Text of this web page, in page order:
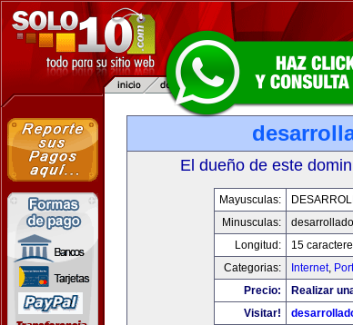
El dueño de este
Mayusculas:
Minusculas:
Longitud:
15
Categorias:
Internet,
Precio:
Realizar
Visitar!